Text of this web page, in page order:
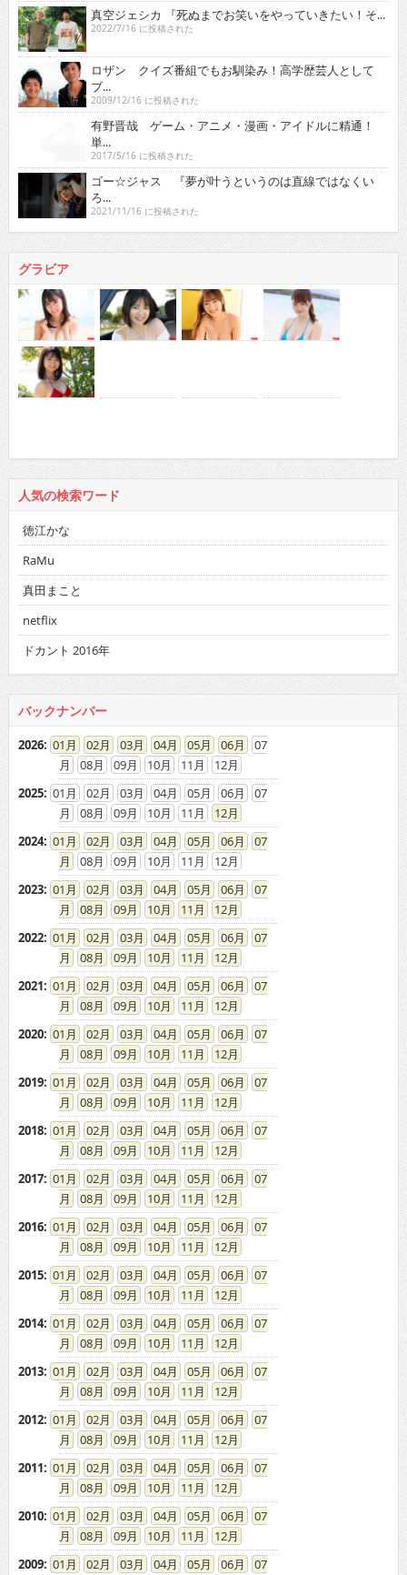
真空ジェシカ 『死ぬまでお笑いをやっていきたい！そ...
2022/7/16 に投稿された
ロザン クイズ番組でもお馴染み！高学歴芸人として
ブ...
2009/12/16 に投稿された
有野晋哉 ゲーム・アニメ・漫画・アイドルに精通！
単...
2017/5/16 に投稿された
ゴー☆ジャス 『夢が叶うというのは直線ではなくい
ろ...
2021/11/16 に投稿された
グラビア
人気の検索ワード
徳江かな
RaMu
真田まこと
netflix
ドカント 2016年
バックナンバー
2026: 01 02 03 04 05 06
07
08
09 10 11
12
2025: 01 02 03 04 05 06
07
08
09 10 11
12
2024: 01 02 03 04 05 06
07
08
09 10 11
12
2023: 01 02 03 04 05 06
07
08
09 10 11
12
2022: 01 02 03 04 05 06
07
08
09 10 11
12
2021: 01 02 03 04 05 06
07
08
09 10 11
12
2020: 01 02 03 04 05 06
07
08
09 10 11
12
2019: 01 02 03 04 05 06
07
08
09 10 11
12
2018: 01 02 03 04 05 06
07
08
09 10 11
12
2017: 01 02 03 04 05 06
07
08
09 10 11
12
2016: 01 02 03 04 05 06
07
08
09 10 11
12
2015: 01 02 03 04 05 06
07
08
09 10 11
12
2014: 01 02 03 04 05 06
07
08
09 10 11
12
2013: 01 02 03 04 05 06
07
08
09 10 11
12
2012: 01 02 03 04 05 06
07
08
09 10 11
12
2011: 01 02 03 04 05 06
07
08
09 10 11
12
2010: 01 02 03 04 05 06
07
08
09 10 11
12
2009: 01 02 03 04 05 06
07